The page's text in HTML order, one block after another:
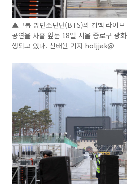
▲그룹 방탄소년단(BTS)의 컴백 라이
공연을 사흘 앞둔 18일 서울 종로구 광
행되고 있다. 신태현 기자 holjjak@